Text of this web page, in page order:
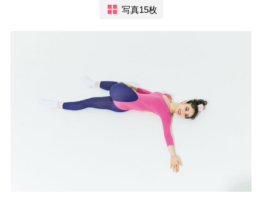
写真15枚